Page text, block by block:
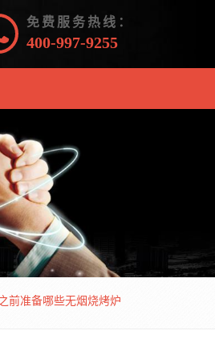
免费服务热线：
400-997-9255
前准备哪些无烟烧烤炉